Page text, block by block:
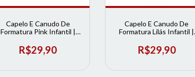
Capelo E Canudo De
Formatura Pink Infantil |
R$29,90
Capelo E Canudo De
Formatura Lilás Infantil |
R$29,90